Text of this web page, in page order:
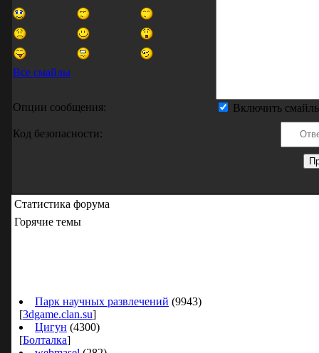
Все смайлы
Опции сообщения: Включить
Код безопасности:
Статистика форума
Горячие темы
Парк научных развлечений (9943)
[3dgame.clan.su]
Цигун (4300)
[Болталка]